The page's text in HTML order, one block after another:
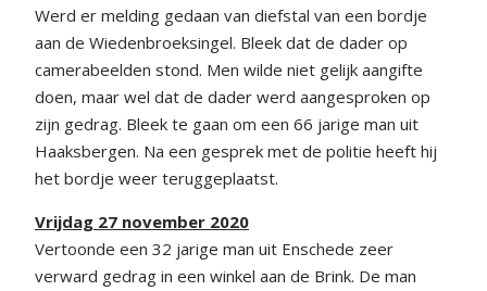
Werd er melding gedaan van diefstal van een bordje
aan de Wiedenbroeksingel. Bleek dat de dader op
camerabeelden stond. Men wilde niet gelijk aangifte
doen, maar wel dat de dader werd aangesproken op
zijn gedrag. Bleek te gaan om een 66 jarige man uit
Haaksbergen. Na een gesprek met de politie heeft hij
het bordje weer teruggeplaatst.
Vrijdag 27 november 2020
Vertoonde een 32 jarige man uit Enschede zeer
verward gedrag in een winkel aan de Brink. De man